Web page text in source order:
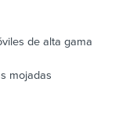
de alta gama
mojadas